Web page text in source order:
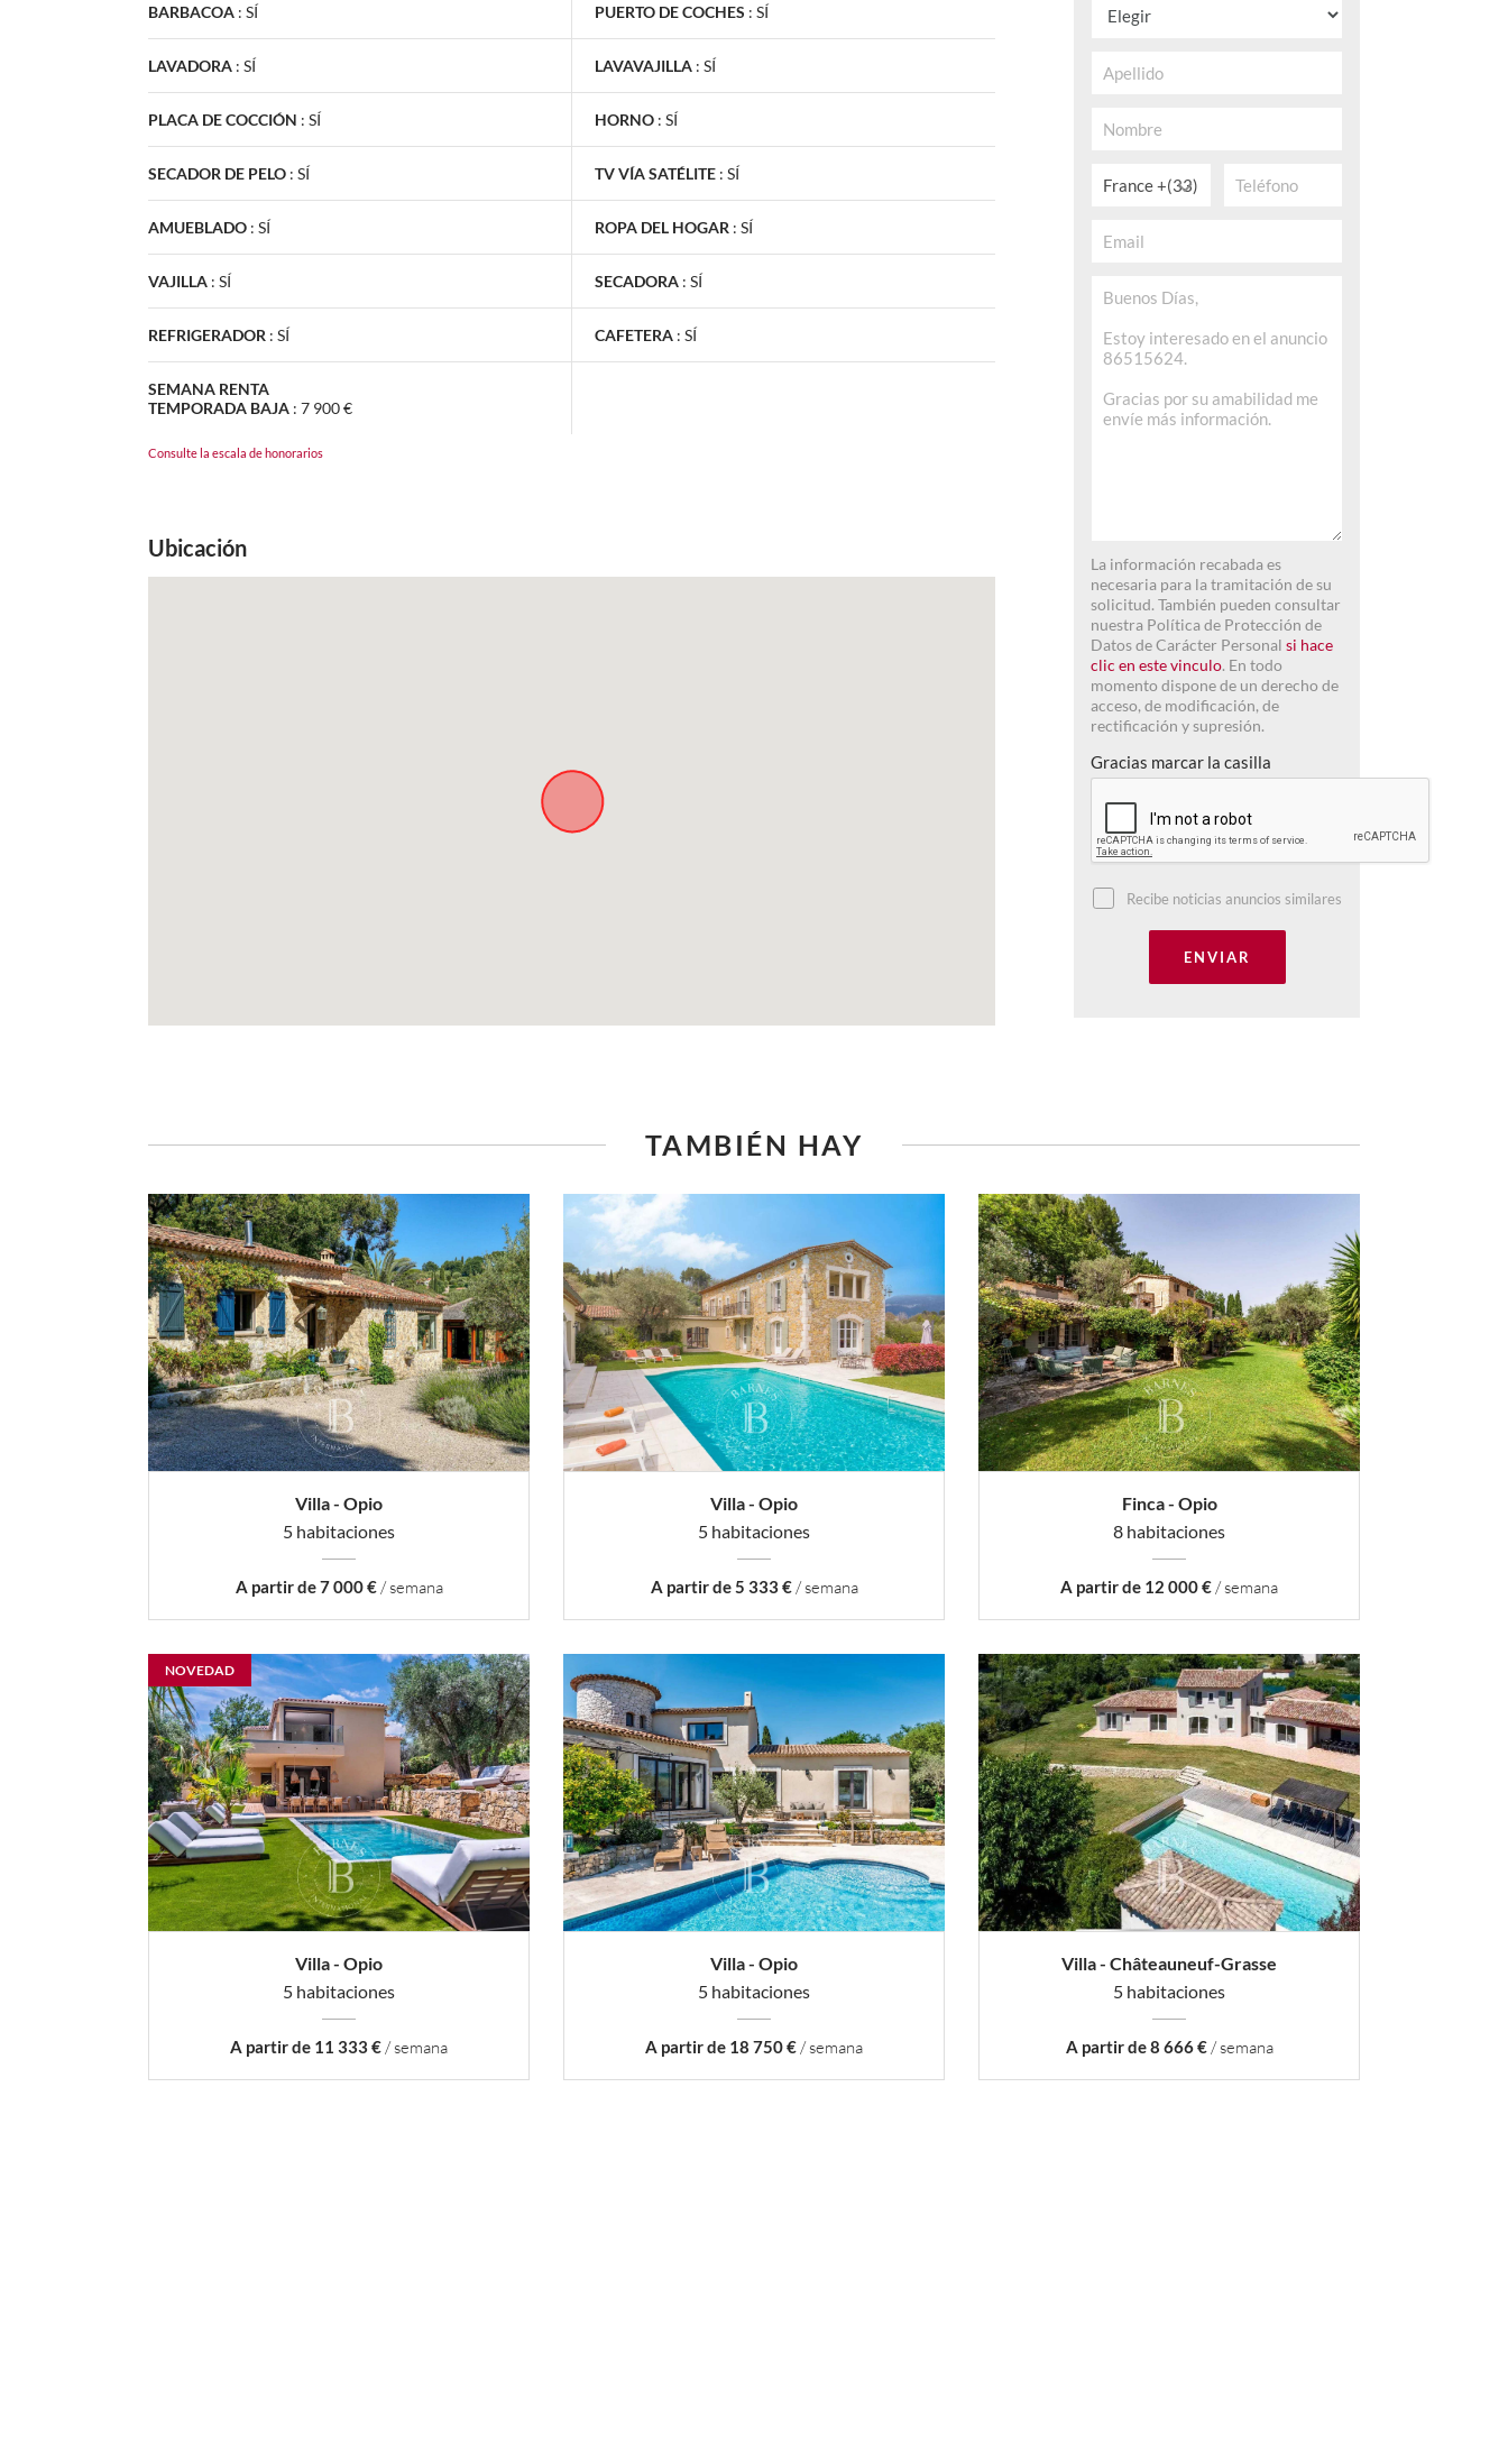
BARBACOA : SÍ PUERTO DE COCHES : SÍ
LAVADORA : SÍ LAVAVAJILLA : SÍ
PLACA DE COCCIÓN : SÍ HORNO : SÍ
SECADOR DE PELO : SÍ TV VÍA SATÉLITE : SÍ
AMUEBLADO : SÍ ROPA DEL HOGAR : SÍ
VAJILLA : SÍ SECADORA : SÍ
REFRIGERADOR : SÍ CAFETERA : SÍ
SEMANA RENTA
TEMPORADA BAJA : 7 900 €
Consulte la escala de honorarios
Ubicación
France +(33)
La información recabada es
necesaria para la tramitación de su
solicitud. También pueden consultar
nuestra Política de Protección de
Datos de Carácter Personal si hace
clic en este vinculo. En todo
momento dispone de un derecho de
acceso, de modificación, de
rectificación y supresión.
Gracias marcar la casilla
Recibe noticias anuncios similares
TAMBIÉN HAY
Villa - Opio
5 habitaciones
A partir de 7 000 €/ semana
Villa - Opio
5 habitaciones
A partir de 5 333 €/ semana
Finca - Opio
8 habitaciones
A partir de 12 000 €/ semana
NOVEDAD
Villa - Opio
5 habitaciones
A partir de 11 333 €/ semana
Villa - Opio
5 habitaciones
A partir de 18 750 €/ semana
Villa - Châteauneuf-Grasse
5 habitaciones
A partir de 8 666 €/ semana